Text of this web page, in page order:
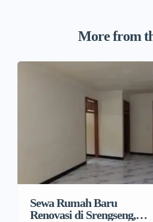
More from
Sewa Rumah Baru
Renovasi di Srengseng,